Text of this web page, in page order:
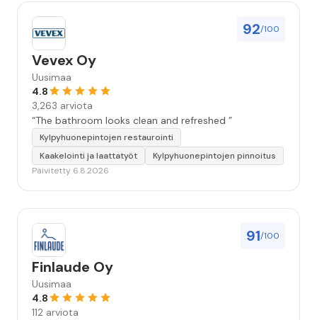
92/100
Vevex Oy
Uusimaa
4.8
3,263 arviota
“The bathroom looks clean and refreshed ”
Kylpyhuonepintojen restaurointi
Kaakelointi ja laattatyöt
Kylpyhuonepintojen pinnoitus
Päivitetty 6.8.2026
91/100
Finlaude Oy
Uusimaa
4.8
112 arviota